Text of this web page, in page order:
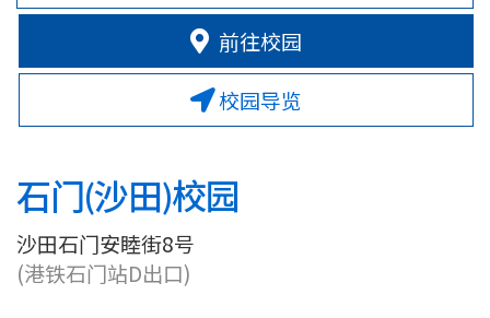
院
简
介
国
际
前往校园
校园导览
石门(沙田)校园
沙田石门安睦街8号
(港铁石门站D出口)